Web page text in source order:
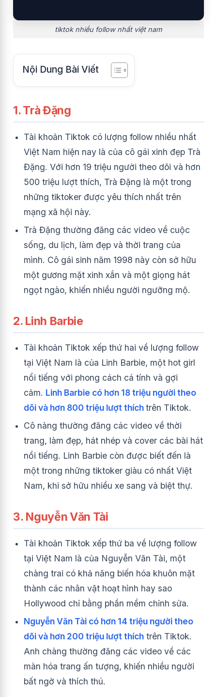
tiktok nhiều follow nhất việt nam
Nội Dung Bài Viết
1. Trà Đặng
Tài khoản Tiktok có lượng follow nhiều nhất
Việt Nam hiện nay là của cô gái xinh đẹp Trà
Đặng. Với hơn 19 triệu người theo dõi và hơn
500 triệu lượt thích, Trà Đặng là một trong
những tiktoker được yêu thích nhất trên
mạng xã hội này.
Trà Đặng thường đăng các video về cuộc
sống, du lịch, làm đẹp và thời trang của
mình. Cô gái sinh năm 1998 này còn sở hữu
một gương mặt xinh xắn và một giọng hát
ngọt ngào, khiến nhiều người ngưỡng mộ.
2. Linh Barbie
Tài khoản Tiktok xếp thứ hai về lượng follow
tại Việt Nam là của Linh Barbie, một hot girl
nổi tiếng với phong cách cá tính và gợi
cảm. Linh Barbie có hơn 18 triệu người theo
dõi và hơn 800 triệu lượt thíchtrên Tiktok.
Cô nàng thường đăng các video về thời
trang, làm đẹp, hát nhép và cover các bài hát
nổi tiếng. Linh Barbie còn được biết đến là
một trong những tiktoker giàu có nhất Việt
Nam, khi sở hữu nhiều xe sang và biệt thự.
3. Nguyễn Văn Tài
Tài khoản Tiktok xếp thứ ba về lượng follow
tại Việt Nam là của Nguyễn Văn Tài, một
chàng trai có khả năng biến hóa khuôn mặt
thành các nhân vật hoạt hình hay sao
Hollywood chỉ bằng phần mềm chỉnh sửa.
Nguyễn Văn Tài có hơn 14 triệu người theo
dõi và hơn 200 triệu lượt thích trên Tiktok.
Anh chàng thường đăng các video về các
màn hóa trang ấn tượng, khiến nhiều người
bất ngờ và thích thú.